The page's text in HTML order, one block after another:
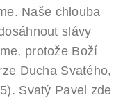
Naše chlouba
slávy
protože Boží
Ducha Svatého,
Svatý Pavel zde